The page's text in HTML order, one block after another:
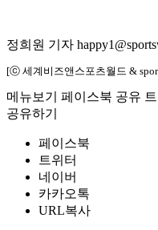
정희원 기자
[ⓒ 세계비즈앤스포츠월드 &
메뉴보기 페이스북 공유
공유하기
페이스북
트위터
네이버
카카오톡
URL복사